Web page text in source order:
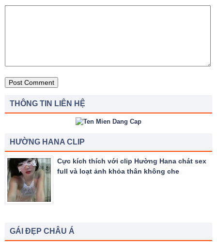
THÔNG TIN LIÊN HỆ
HƯỜNG HANA CLIP
Cực kích thích với clip Hường Hana chát sex
full và loạt ảnh khỏa thân không che
GÁI ĐẸP CHÂU Á